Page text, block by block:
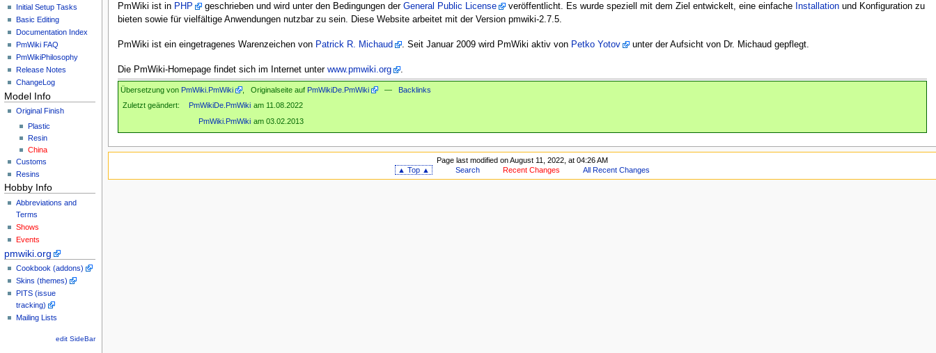
Initial Setup Tasks
Basic Editing
Documentation Index
PmWiki FAQ
PmWikiPhilosophy
Release Notes
ChangeLog
Model Info
Original Finish
Plastic
Resin
China
Customs
Resins
Hobby Info
Abbreviations and
Terms
Shows
Events
pmwiki.org
Cookbook (addons)
Skins (themes)
PITS (issue
tracking)
Mailing Lists
edit SideBar
PmWiki ist in PHP geschrieben und wird unter den Bedingungen der General Public License veröffentlicht. Es wurde speziell mit dem Ziel entwickelt, eine einfache Installationund Konfiguration zu
bieten sowie für vielfältige Anwendungen nutzbar zu sein. Diese Website arbeitet mit der Version pmwiki-2.7.5.
PmWiki ist ein eingetragenes Warenzeichen von Patrick R. Michaud . Seit Januar 2009 wird PmWiki aktiv von Petko Yotov unter der Aufsicht von Dr. Michaud gepflegt.
Die PmWiki-Homepage findet sich im Internet unter www.pmwiki.org .
Übersetzung von PmWiki.PmWiki , Originalseite auf PmWikiDe.PmWiki —
Backlinks
Zuletzt geändert:
PmWikiDe.PmWiki am 11.08.2022
PmWiki.PmWiki am 03.02.2013
Page last modified on August 11, 2022, at 04:26 AM
▲ Top ▲
Search Recent Changes All Recent Changes